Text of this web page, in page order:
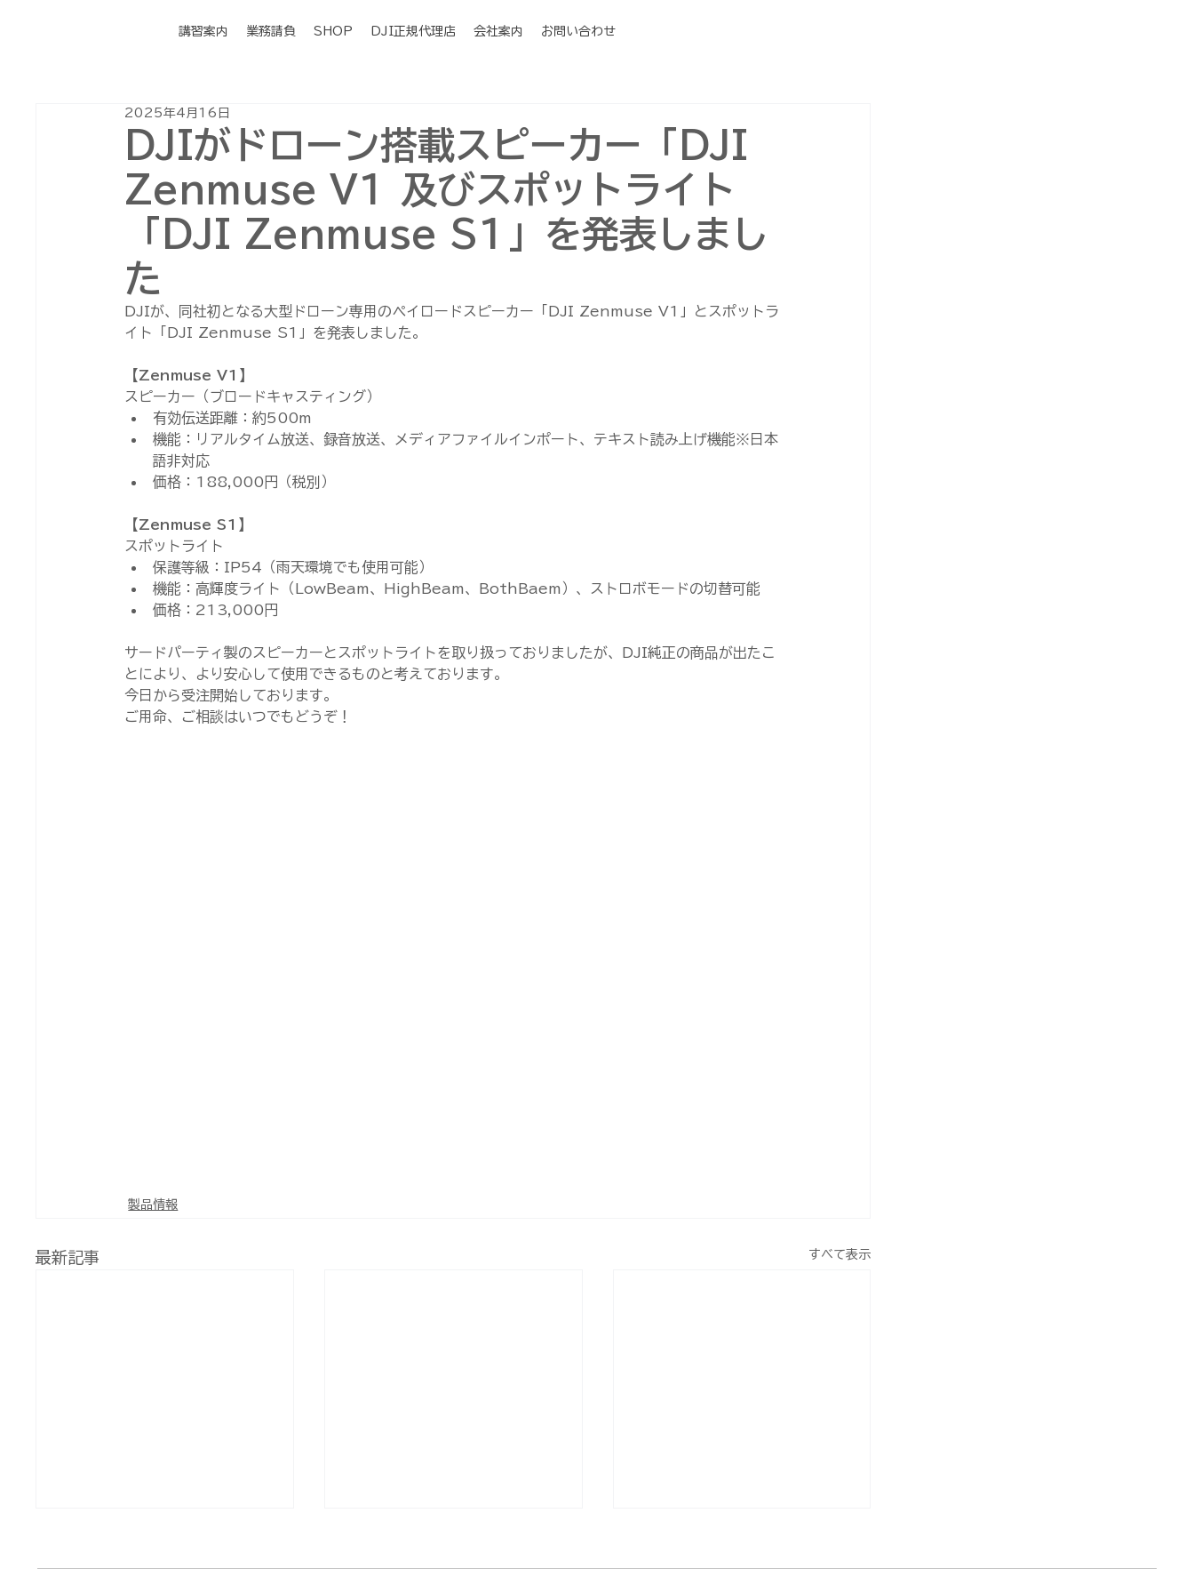
講習案内 業務請負 SHOP DJI正規代理店 会社案内 お問い合わせ
DJIがドローン搭載スピーカー「DJI
Zenmuse V1 及びスポットライト
「DJI Zenmuse S1」を発表しまし
た
2025年4月16日
DJIが、同社初となる大型ドローン専用のペイロードスピーカー「DJI Zenmuse V1」とスポットラ
イト「DJI Zenmuse S1」を発表しました。
【Zenmuse V1】
スピーカー（ブロードキャスティング）
有効伝送距離：約500m
機能：リアルタイム放送、録音放送、メディアファイルインポート、テキスト読み上げ機能※日本
語非対応
価格：188,000円（税別）
【Zenmuse S1】
スポットライト
保護等級：IP54（雨天環境でも使用可能）
機能：高輝度ライト（LowBeam、HighBeam、BothBaem）、ストロボモードの切替可能
価格：213,000円
サードパーティ製のスピーカーとスポットライトを取り扱っておりましたが、DJI純正の商品が出たこ
とにより、より安心して使用できるものと考えております。
今日から受注開始しております。
ご用命、ご相談はいつでもどうぞ！
製品情報
最新記事 すべて表示